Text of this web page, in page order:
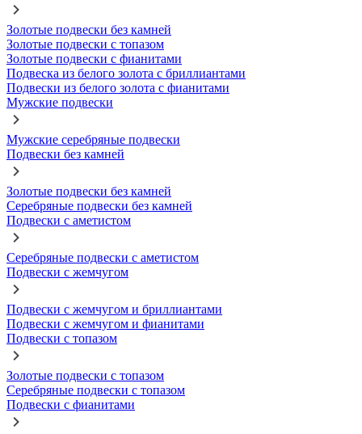
Золотые подвески без камней
Золотые подвески с топазом
Золотые подвески с фианитами
Подвеска из белого золота с бриллиантами
Подвески из белого золота с фианитами
Мужские подвески
Мужские серебряные подвески
Подвески без камней
Золотые подвески без камней
Серебряные подвески без камней
Подвески с аметистом
Серебряные подвески с аметистом
Подвески с жемчугом
Подвески с жемчугом и бриллиантами
Подвески с жемчугом и фианитами
Подвески с топазом
Золотые подвески с топазом
Серебряные подвески с топазом
Подвески с фианитами